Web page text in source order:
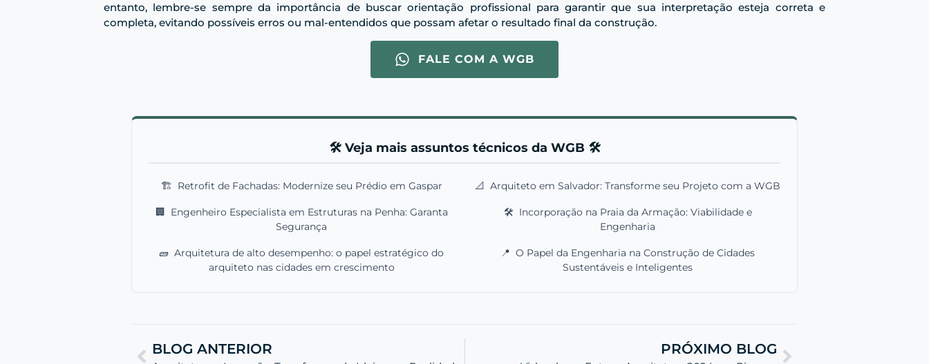
entanto, lembre-se sempre da importância de buscar orientação profissional para garantir que sua interpretação esteja correta e
completa, evitando possíveis erros ou mal-entendidos que possam afetar o resultado final da construção.
FALE COM A WGB
🛠️ Veja mais assuntos técnicos da WGB 🛠️
🏗️ Retrofit de Fachadas: Modernize seu Prédio em Gaspar 📐 Arquiteto em Salvador: Transforme seu Projeto com a WGB
🏢 Engenheiro Especialista em Estruturas na Penha: Garanta
Segurança
🛠️ Incorporação na Praia da Armação: Viabilidade e
Engenharia
🧱 Arquitetura de alto desempenho: o papel estratégico do
arquiteto nas cidades em crescimento
📍 O Papel da Engenharia na Construção de Cidades
Sustentáveis e Inteligentes
BLOG ANTERIOR PRÓXIMO BLOG